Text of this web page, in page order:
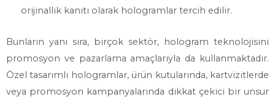
orijinallik kanıtı olarak hologramlar tercih edilir.
Bunların yanı sıra, birçok sektör, hologram teknolojisini
promosyon ve pazarlama amaçlarıyla da kullanmaktadır.
Özel tasarımlı hologramlar, ürün kutularında, kartvizitlerde
veya promosyon kampanyalarında dikkat çekici bir unsur